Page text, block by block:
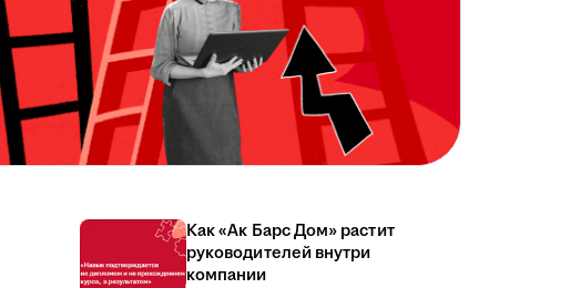
Как «Ак Барс Дом» растит
руководителей внутри
компании